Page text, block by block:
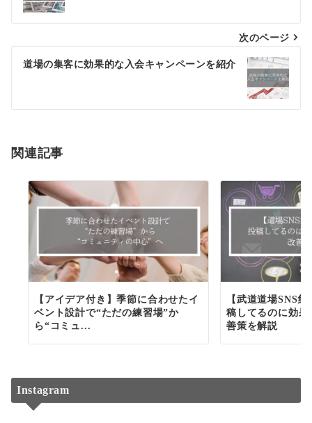
ナ
ビ
ゲ
シ
ン
次のページ
道場の集客に効果的な入会キャンペーンを紹介
関連記事
【アイデア付き】季節に合わせたイ
ベント設計で“ただの練習場”か
ら“コミュ...
【武道道場SNS
稿してるのに効
善策を解説
Instagram